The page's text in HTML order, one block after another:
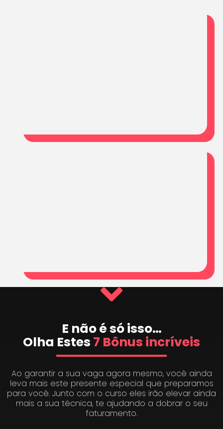
E não é só isso…
Olha Estes 7 Bônus incríveis
Ao garantir a sua vaga agora mesmo, você ainda
leva mais este presente especial que preparamos
para você. Junto com o curso eles irão elevar ainda
mais a sua técnica, te ajudando a dobrar o seu
faturamento.